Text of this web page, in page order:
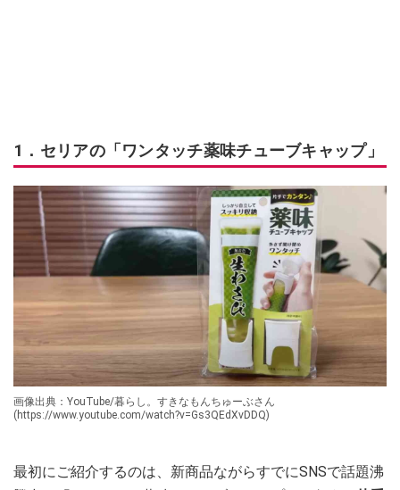
1．セリアの「ワンタッチ薬味チューブキャップ」
画像出典：YouTube/暮らし。すきなもんちゅーぶさん
(https://www.youtube.com/watch?v=Gs3QEdXvDDQ)
最初にご紹介するのは、新商品ながらすでにSNSで話題沸